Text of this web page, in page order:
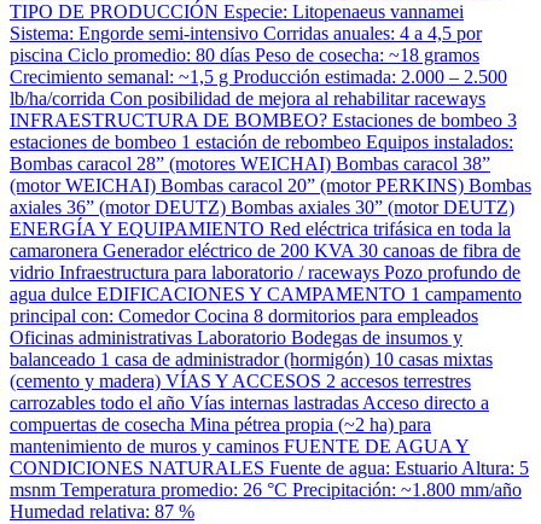
TIPO DE PRODUCCIÓN Especie: Litopenaeus vannamei
Sistema: Engorde semi-intensivo Corridas anuales: 4 a 4,5 por
piscina Ciclo promedio: 80 días Peso de cosecha: ~18 gramos
Crecimiento semanal: ~1,5 g Producción estimada: 2.000 – 2.500
lb/ha/corrida Con posibilidad de mejora al rehabilitar raceways
INFRAESTRUCTURA DE BOMBEO? Estaciones de bombeo 3
estaciones de bombeo 1 estación de rebombeo Equipos instalados:
Bombas caracol 28” (motores WEICHAI) Bombas caracol 38”
(motor WEICHAI) Bombas caracol 20” (motor PERKINS) Bombas
axiales 36” (motor DEUTZ) Bombas axiales 30” (motor DEUTZ)
ENERGÍA Y EQUIPAMIENTO Red eléctrica trifásica en toda la
camaronera Generador eléctrico de 200 KVA 30 canoas de fibra de
vidrio Infraestructura para laboratorio / raceways Pozo profundo de
agua dulce EDIFICACIONES Y CAMPAMENTO 1 campamento
principal con: Comedor Cocina 8 dormitorios para empleados
Oficinas administrativas Laboratorio Bodegas de insumos y
balanceado 1 casa de administrador (hormigón) 10 casas mixtas
(cemento y madera) VÍAS Y ACCESOS 2 accesos terrestres
carrozables todo el año Vías internas lastradas Acceso directo a
compuertas de cosecha Mina pétrea propia (~2 ha) para
mantenimiento de muros y caminos FUENTE DE AGUA Y
CONDICIONES NATURALES Fuente de agua: Estuario Altura: 5
msnm Temperatura promedio: 26 °C Precipitación: ~1.800 mm/año
Humedad relativa: 87 %